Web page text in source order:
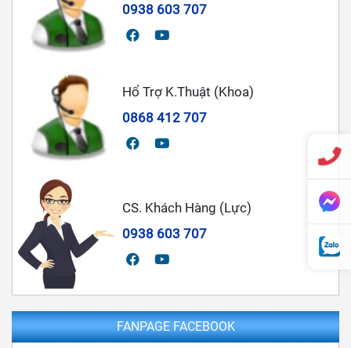
0938 603 707
Hổ Trợ K.Thuật (Khoa)
0868 412 707
CS. Khách Hàng (Lực)
0938 603 707
FANPAGE FACEBOOK